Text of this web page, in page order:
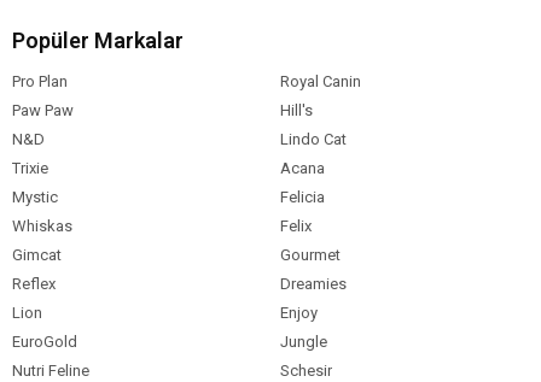
Popüler Markalar
Pro Plan
Royal Canin
Paw Paw
Hill's
N&D
Lindo Cat
Trixie
Acana
Mystic
Felicia
Whiskas
Felix
Gimcat
Gourmet
Reflex
Dreamies
Lion
Enjoy
EuroGold
Jungle
Nutri Feline
Schesir